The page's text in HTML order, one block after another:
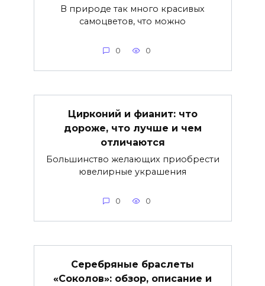
В природе так много красивых
самоцветов, что можно
0 0
Цирконий и фианит: что
дороже, что лучше и чем
отличаются
Большинство желающих приобрести
ювелирные украшения
0 0
Серебряные браслеты
«Соколов»: обзор, описание и